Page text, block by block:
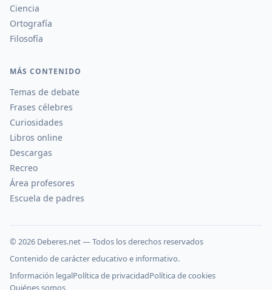
Ciencia
Ortografía
Filosofía
MÁS CONTENIDO
Temas de debate
Frases célebres
Curiosidades
Libros online
Descargas
Recreo
Área profesores
Escuela de padres
© 2026 Deberes.net — Todos los derechos reservados
Contenido de carácter educativo e informativo.
Información legalPolítica de privacidadPolítica de cookies
Quiénes somos